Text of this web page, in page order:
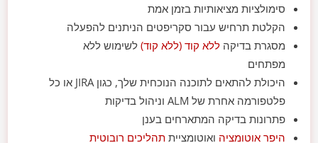
סימולציות מציאותיות בזמן אמת
הקלטת תרחיש עבור סקריפטים הניתנים להפעלה
מסגרת בדיקהללא קוד (ללא קוד) לשימוש ללא
מפתחים
היכולת להתאים לתוכנה הנוכחית שלך, כגון JIRA או כל
פלטפורמה אחרת של ALM וניהול בדיקות
פתרונות בדיקה המתארחים בענן
היפר אוטומציה ואוטומציית תהליכים רובוטית